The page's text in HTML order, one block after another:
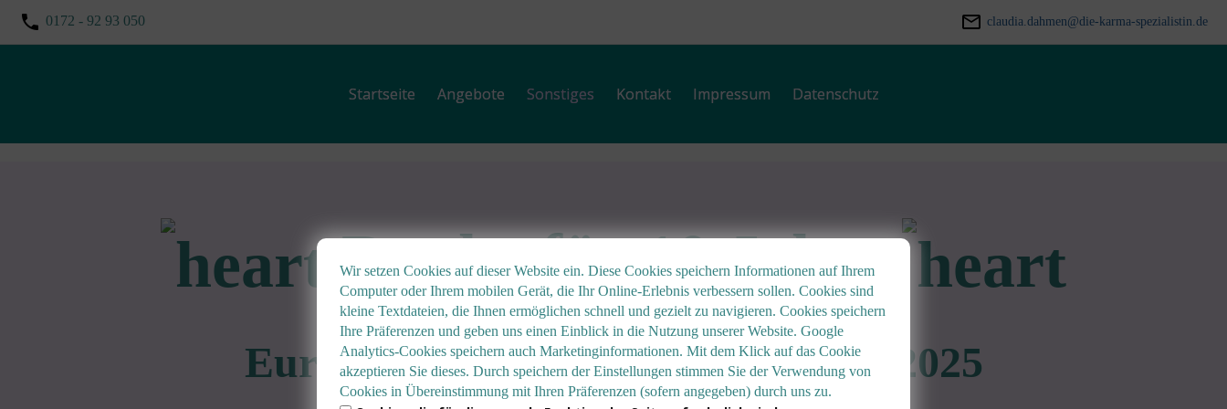
0172 - 92 93 050 claudia.dahmen@die-karma-spezialistin.de
Startseite Angebote Sonstiges Kontakt Impressum Datenschutz
Danke für 10 Jahre
Eure Karma-Spezialistin feierte in 2025
Wir setzen Cookies auf dieser Website ein. Diese Cookies speichern Informationen auf Ihrem
Computer oder Ihrem mobilen Gerät, die Ihr Online-Erlebnis verbessern sollen. Cookies sind
kleine Textdateien, die Ihnen ermöglichen schnell und gezielt zu navigieren. Cookies speichern
Ihre Präferenzen und geben uns einen Einblick in die Nutzung unserer Website. Google
Analytics-Cookies speichern auch Marketinginformationen. Mit dem Klick auf das Cookie
akzeptieren Sie dieses. Durch speichern der Einstellungen stimmen Sie der Verwendung von
Cookies in Übereinstimmung mit Ihren Präferenzen (sofern angegeben) durch uns zu.